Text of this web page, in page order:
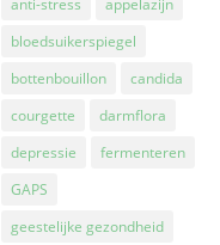
anti-stress
appelazijn
bloedsuikerspiegel
bottenbouillon
candida
courgette
darmflora
depressie
fermenteren
GAPS
geestelijke gezondheid